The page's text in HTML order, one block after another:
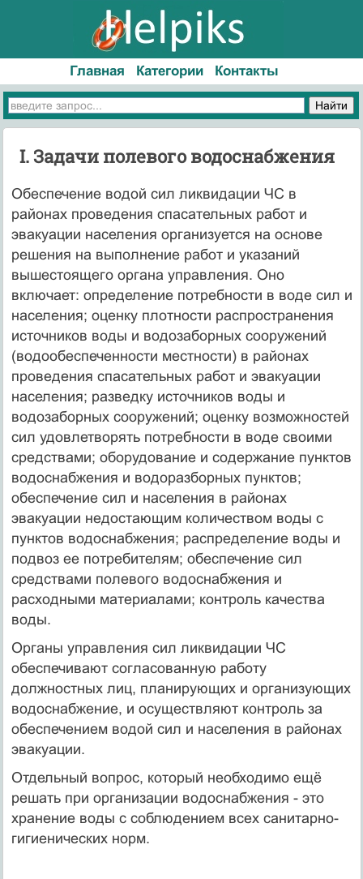
Главная Категории Контакты
I. Задачи полевого водоснабжения
Обеспечение водой сил ликвидации ЧС в
районах проведения спасательных работ и
эвакуации населения организуется на основе
решения на выполнение работ и указаний
вышестоящего органа управления. Оно
включает: определение потребности в воде сил и
населения; оценку плотности распространения
источников воды и водозаборных сооружений
(водообеспеченности местности) в районах
проведения спасательных работ и эвакуации
населения; разведку источников воды и
водозаборных сооружений; оценку возможностей
сил удовлетворять потребности в воде своими
средствами; оборудование и содержание пунктов
водоснабжения и водоразборных пунктов;
обеспечение сил и населения в районах
эвакуации недостающим количеством воды с
пунктов водоснабжения; распределение воды и
подвоз ее потребителям; обеспечение сил
средствами полевого водоснабжения и
расходными материалами; контроль качества
воды.
Органы управления сил ликвидации ЧС
обеспечивают согласованную работу
должностных лиц, планирующих и организующих
водоснабжение, и осуществляют контроль за
обеспечением водой сил и населения в районах
эвакуации.
Отдельный вопрос, который необходимо ещё
решать при организации водоснабжения - это
хранение воды с соблюдением всех санитарно-
гигиенических норм.